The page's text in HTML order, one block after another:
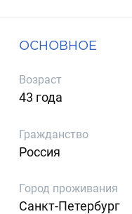
ОСНОВНОЕ
Возраст
43 года
Гражданство
Россия
Город проживания
Санкт-Петербург